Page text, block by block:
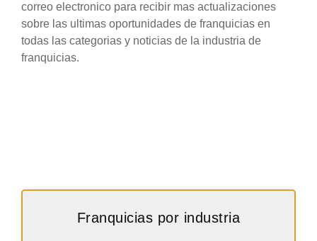
correo electronico para recibir mas actualizaciones
sobre las ultimas oportunidades de franquicias en
todas las categorias y noticias de la industria de
franquicias.
Franquicias por industria